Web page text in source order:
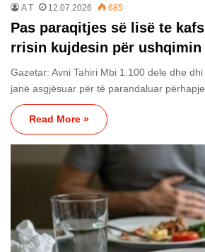
A T 12.07.2026 685
Pas paraqitjes së lisë te
rrisin kujdesin për ushqimin
Gazetar: Avni Tahiri Mbi 1.100 dele dhe
janë asgjësuar për të parandaluar
Read More »